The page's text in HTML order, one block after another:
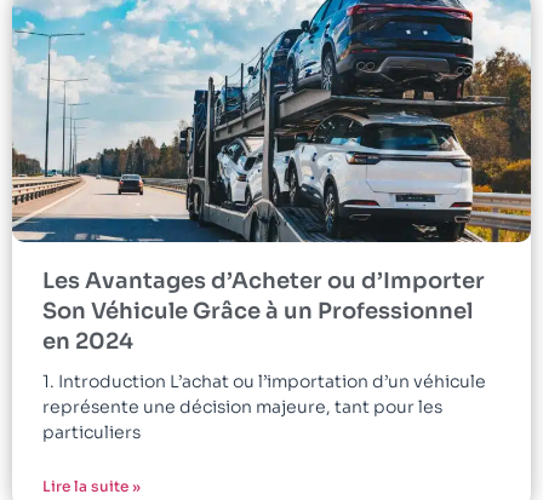
Les Avantages d’Acheter ou d’Importer
Son Véhicule Grâce à un Professionnel
en 2024
1. Introduction L’achat ou l’importation d’un véhicule
représente une décision majeure, tant pour les
particuliers
Lire la suite »